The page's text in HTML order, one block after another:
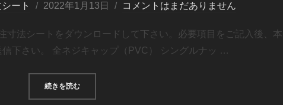
ート 2022年1月13日 コメントはまだありません
法シートをダウンロードして下さい。必要項目をご記入後、
下さい。 全ネジキャップ（PVC） シングルナッ …
続きを読む